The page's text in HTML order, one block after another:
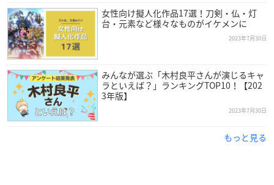
女性向け擬人化作品17選！刀剣・仏・灯
台・元素など様々なものがイケメンに
2023年7月30日
みんなが選ぶ「木村良平さんが演じるキャ
ラといえば？」ランキングTOP10！【202
3年版】
2023年7月30日
もっと見る